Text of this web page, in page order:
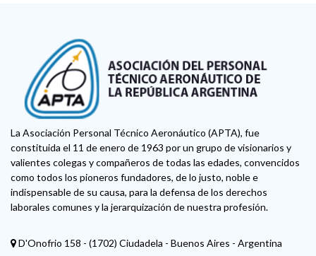
La Asociación Personal Técnico Aeronáutico (APTA), fue
constituida el 11 de enero de 1963 por un grupo de visionarios y
valientes colegas y compañeros de todas las edades, convencidos
como todos los pioneros fundadores, de lo justo, noble e
indispensable de su causa, para la defensa de los derechos
laborales comunes y la jerarquización de nuestra profesión.
D'Onofrio 158 - (1702) Ciudadela - Buenos Aires - Argentina